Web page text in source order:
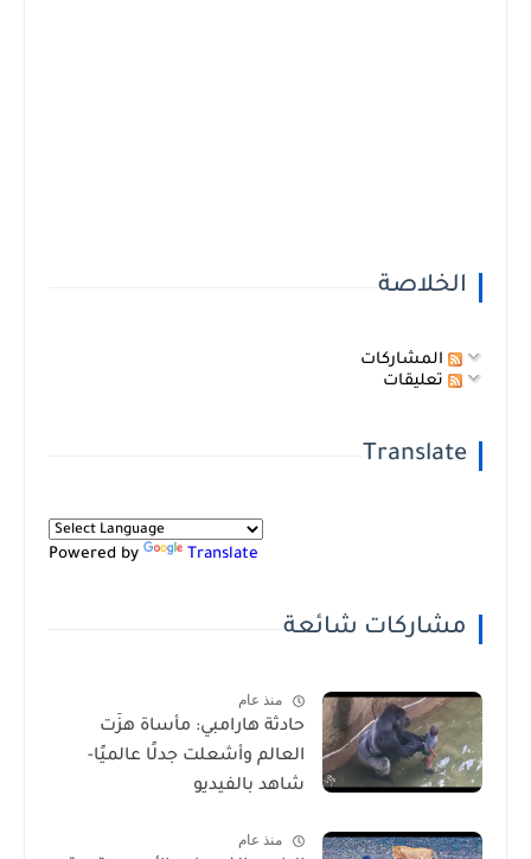
الخلاصة
المشاركات
تعليقات
Translate
Powered by Translate
مشاركات شائعة
منذ عام
حادثة هارامبي: مأساة هزّت
العالم وأشعلت جدلًا عالميًا-
شاهد بالفيديو
منذ عام